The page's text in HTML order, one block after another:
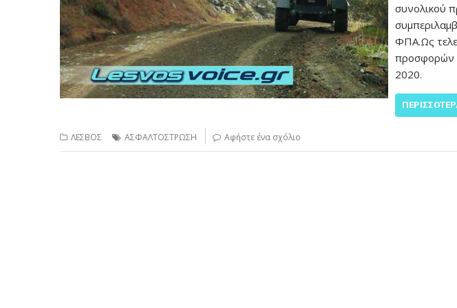
συνολικού
ΦΠΑ.Ως
προσφορών
2020.
ΛΕΣΒΟΣ ΑΣΦΑΛΤΟΣΤΡΩΣΗ Αφήστε ένα σχόλιο